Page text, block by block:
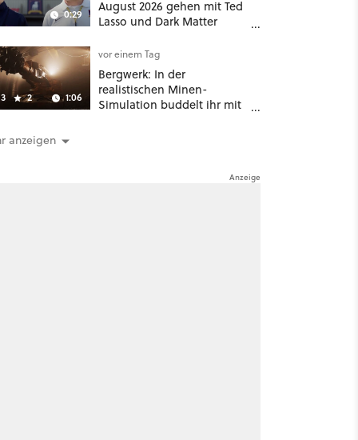
0:29
August 2026 gehen mit Ted
Lasso und Dark Matter
Highlights weiter
2 1:06
vor einem Tag
Bergwerk: In der
realistischen Minen-
Simulation buddelt ihr mit
anzeigen